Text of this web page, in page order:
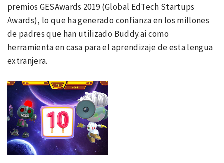
premios GESAwards 2019 (Global EdTech Startups
Awards), lo que ha generado confianza en los millones
de padres que han utilizado Buddy.ai como
herramienta en casa para el aprendizaje de esta lengua
extranjera.